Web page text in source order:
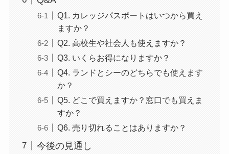
Q1. カレッジパスポートはいつから買え
ますか？
Q2. 高校生や社会人も使えますか？
Q3. いくらお得になりますか？
Q4. ランドとシーのどちらでも使えます
か？
Q5. どこで買えますか？窓口でも買えま
すか？
Q6. 売り切れることはありますか？
今後の見通し